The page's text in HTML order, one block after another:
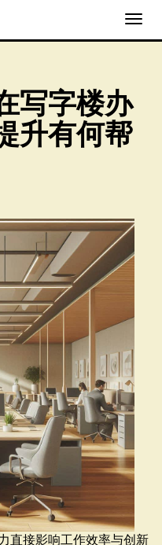
切
换
写字楼办
升有何帮
直接影响工作效率与创新